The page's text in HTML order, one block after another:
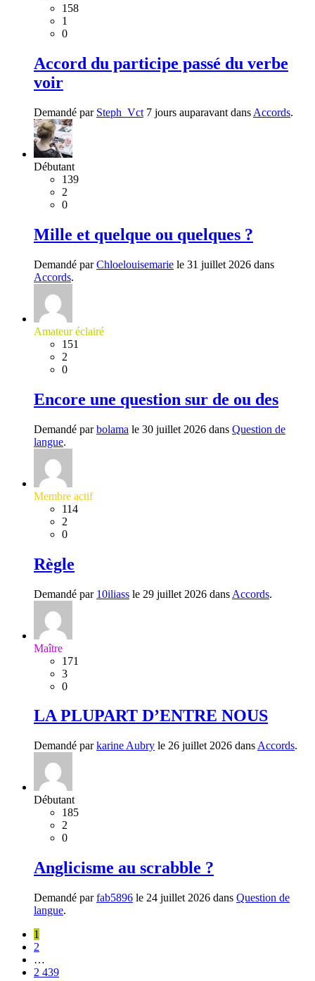
158
1
0
Accord du participe passé du verbe
voir
Demandé par Steph_Vct 7 jours auparavant dans Accords.
Débutant
139
2
0
Mille et quelque ou quelques ?
Demandé parChloelouisemarie le 31 juillet 2026 dans
Accords.
Amateur éclairé
151
2
0
Encore une question sur de ou des
Demandé parbolama le 30 juillet 2026 dans Question de
langue.
Membre actif
114
2
0
Règle
Demandé par 10iliass le 29 juillet 2026 dans Accords.
Maître
171
3
0
LA PLUPART D’ENTRE NOUS
Demandé parkarine Aubry le 26 juillet 2026 dans Accords.
Débutant
185
2
0
Anglicisme au scrabble ?
Demandé parfab5896 le 24 juillet 2026 dans Question de
langue.
1
2
…
2 439